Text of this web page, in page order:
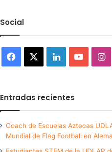
Social
Facebook LinkedIn
Entradas recientes
Coach de Escuelas Aztecas
Mundial de Flag Football en